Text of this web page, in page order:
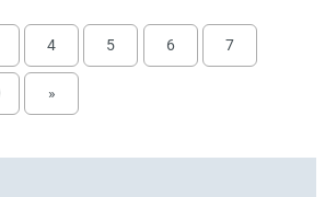
4 5 6 7
»